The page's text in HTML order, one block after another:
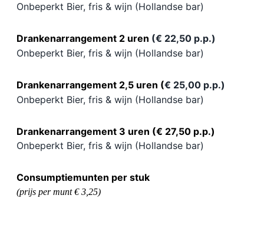
Onbeperkt Bier, fris & wijn (Hollandse bar)
Drankenarrangement 2 uren (€ 22,50 p.p.)
Onbeperkt Bier, fris & wijn (Hollandse bar)
Drankenarrangement 2,5 uren (€ 25,00 p.p.)
Onbeperkt Bier, fris & wijn (Hollandse bar)
Drankenarrangement 3 uren (€ 27,50 p.p.)
Onbeperkt Bier, fris & wijn (Hollandse bar)
Consumptiemunten per stuk
(prijs per munt € 3,25)